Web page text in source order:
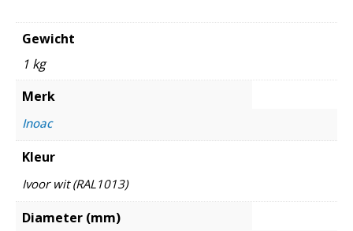
Gewicht
1 kg
Merk
Inoac
Kleur
Ivoor wit (RAL1013)
Diameter (mm)